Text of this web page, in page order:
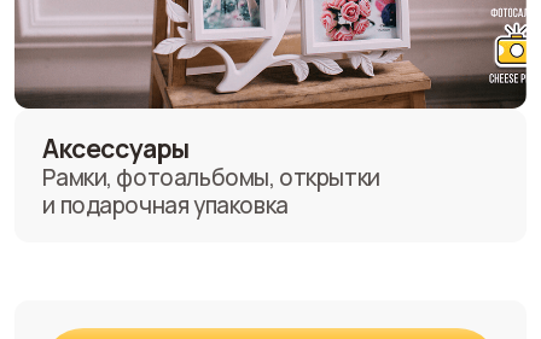
На их фоне современные
Cheese Photo являются
флагманом на рынке